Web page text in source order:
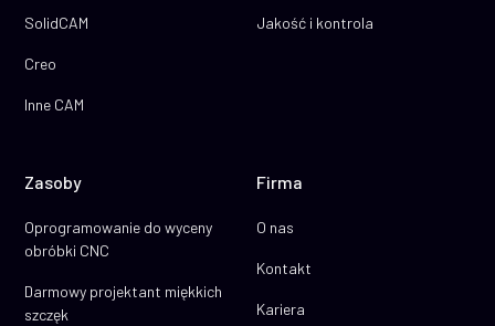
SolidCAM
Creo
Inne CAM
Jakość i kontrola
Zasoby
Oprogramowanie do wyceny
obróbki CNC
Darmowy projektant miękkich
szczęk
Firma
O nas
Kontakt
Kariera